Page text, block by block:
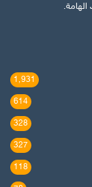
1٬931
614
328
327
118